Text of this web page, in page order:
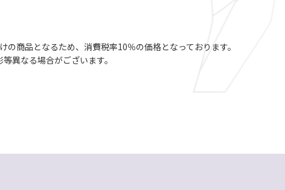
商品となるため、消費税率10％の価格となっております。
異なる場合がございます。